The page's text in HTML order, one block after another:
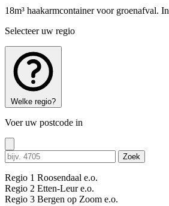
18m³ haakarmcontainer voor groenafval.
Selecteer uw regio
Welke regio?
Voer uw postcode in
Zoek
Regio 1 Roosendaal e.o.
Regio 2 Etten-Leur e.o.
Regio 3 Bergen op Zoom e.o.